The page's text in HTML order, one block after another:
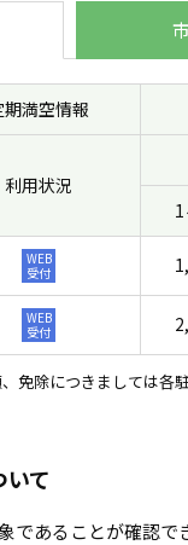
期満空情報
利用状況
WEB
受付
WEB
受付
免除につきましては各
て
であることが確認で